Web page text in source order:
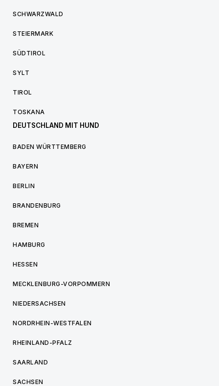
SCHWARZWALD
STEIERMARK
SÜDTIROL
SYLT
TIROL
TOSKANA
DEUTSCHLAND MIT HUND
BADEN WÜRTTEMBERG
BAYERN
BERLIN
BRANDENBURG
BREMEN
HAMBURG
HESSEN
MECKLENBURG-VORPOMMERN
NIEDERSACHSEN
NORDRHEIN-WESTFALEN
RHEINLAND-PFALZ
SAARLAND
SACHSEN